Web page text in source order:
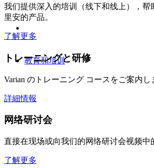
教育和培训
我们提供深入的培训（线下和线上），帮
里安的产品。
了解更多
トレーニングと研修
Varian のトレーニング コースをご案内し
詳細情報
网络研讨会
直接在现场或向我们的网络研讨会视频中
了解更多